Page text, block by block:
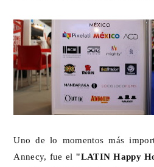
Uno de lo momentos más
Annecy, fue el "LATIN Happy